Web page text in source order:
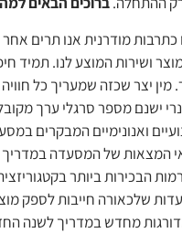
מודרנית אנו תרים אחר
מוצר ושירות המוצע לנו. תמיד
יצר שכזה שמעריך כל חוויה
ישנם מספר סרגלי ערך
ואנונימיים המבקרים
המצאות של המסעדה במדריך
הבכירות ביותר
שלכאורה חייבות לספק
מחדש במדריך לשנה